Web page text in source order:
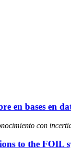
en bases en
con
to the FOIL